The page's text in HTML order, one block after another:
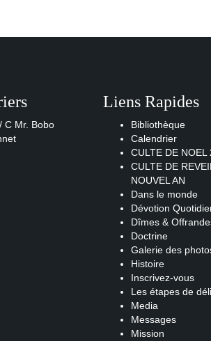
C Mr. Bobo
Liens Rapides
Bibliothèque
Calendrier
CULTE DE NOEL
CULTE DE
NOUVEL AN
Dans le monde
Dévotion
Dîmes &
Doctrine
Galerie des
Histoire
Inscrivez-vous
Les étapes de
Media
Messages
Mission